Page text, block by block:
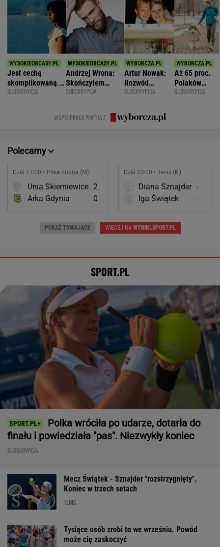
Jest cechą
skomplikowaną.
Sprawia, że silniej
SUBSKRYPCJA
Andrzej Wrona:
Skończyłem
karierę, bo
fajnym mężem i
ojcem
SUBSKRYPCJA
Artur Nowak:
Rozwód
odsłania dużo
prawda o
współmałżonku
SUBSKRYPCJA
Aż 65 proc.
Polaków
odczuwa
SUBSKRYPCJA
WSPÓŁPRACA PŁATNA Z
Polecamy
Dziś 17:00 • Piłka nożna (M)
Unia Skierniewice 2
Arka Gdynia
0
Dziś 23:00 • Tenis (K)
Diana Sznajder -
Iga Świątek
-
POKAŻ TRWAJĄCE WIĘCEJ NAWYNIKI.SPORT.PL
SPORT.PL
Polka wróciła po udarze, dotarła do
finału i powiedziała "pas". Niezwykły koniec
SUBSKRYPCJA
Mecz Świątek - Sznajder "rozstrzygnięty".
Koniec w trzech setach
TENIS
Tysiące osób zrobi to we wrześniu. Powód
może cię zaskoczyć